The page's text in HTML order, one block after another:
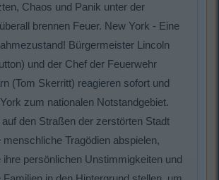
Chaos und Panik unter der
brennen Feuer. New York - Eine
Bürgermeister Lincoln
und der Chef der Feuerwehr
(Tom Skerritt) reagieren sofort und
zum nationalen Notstandgebiet.
den Straßen der zerstörten Stadt
menschliche Tragödien abspielen,
ihre persönlichen Unstimmigkeiten und